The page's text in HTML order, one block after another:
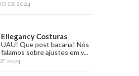
DE 2024
Ellegancy Costuras
UAU! Que post bacana! Nós
falamos sobre ajustes em v...
2024